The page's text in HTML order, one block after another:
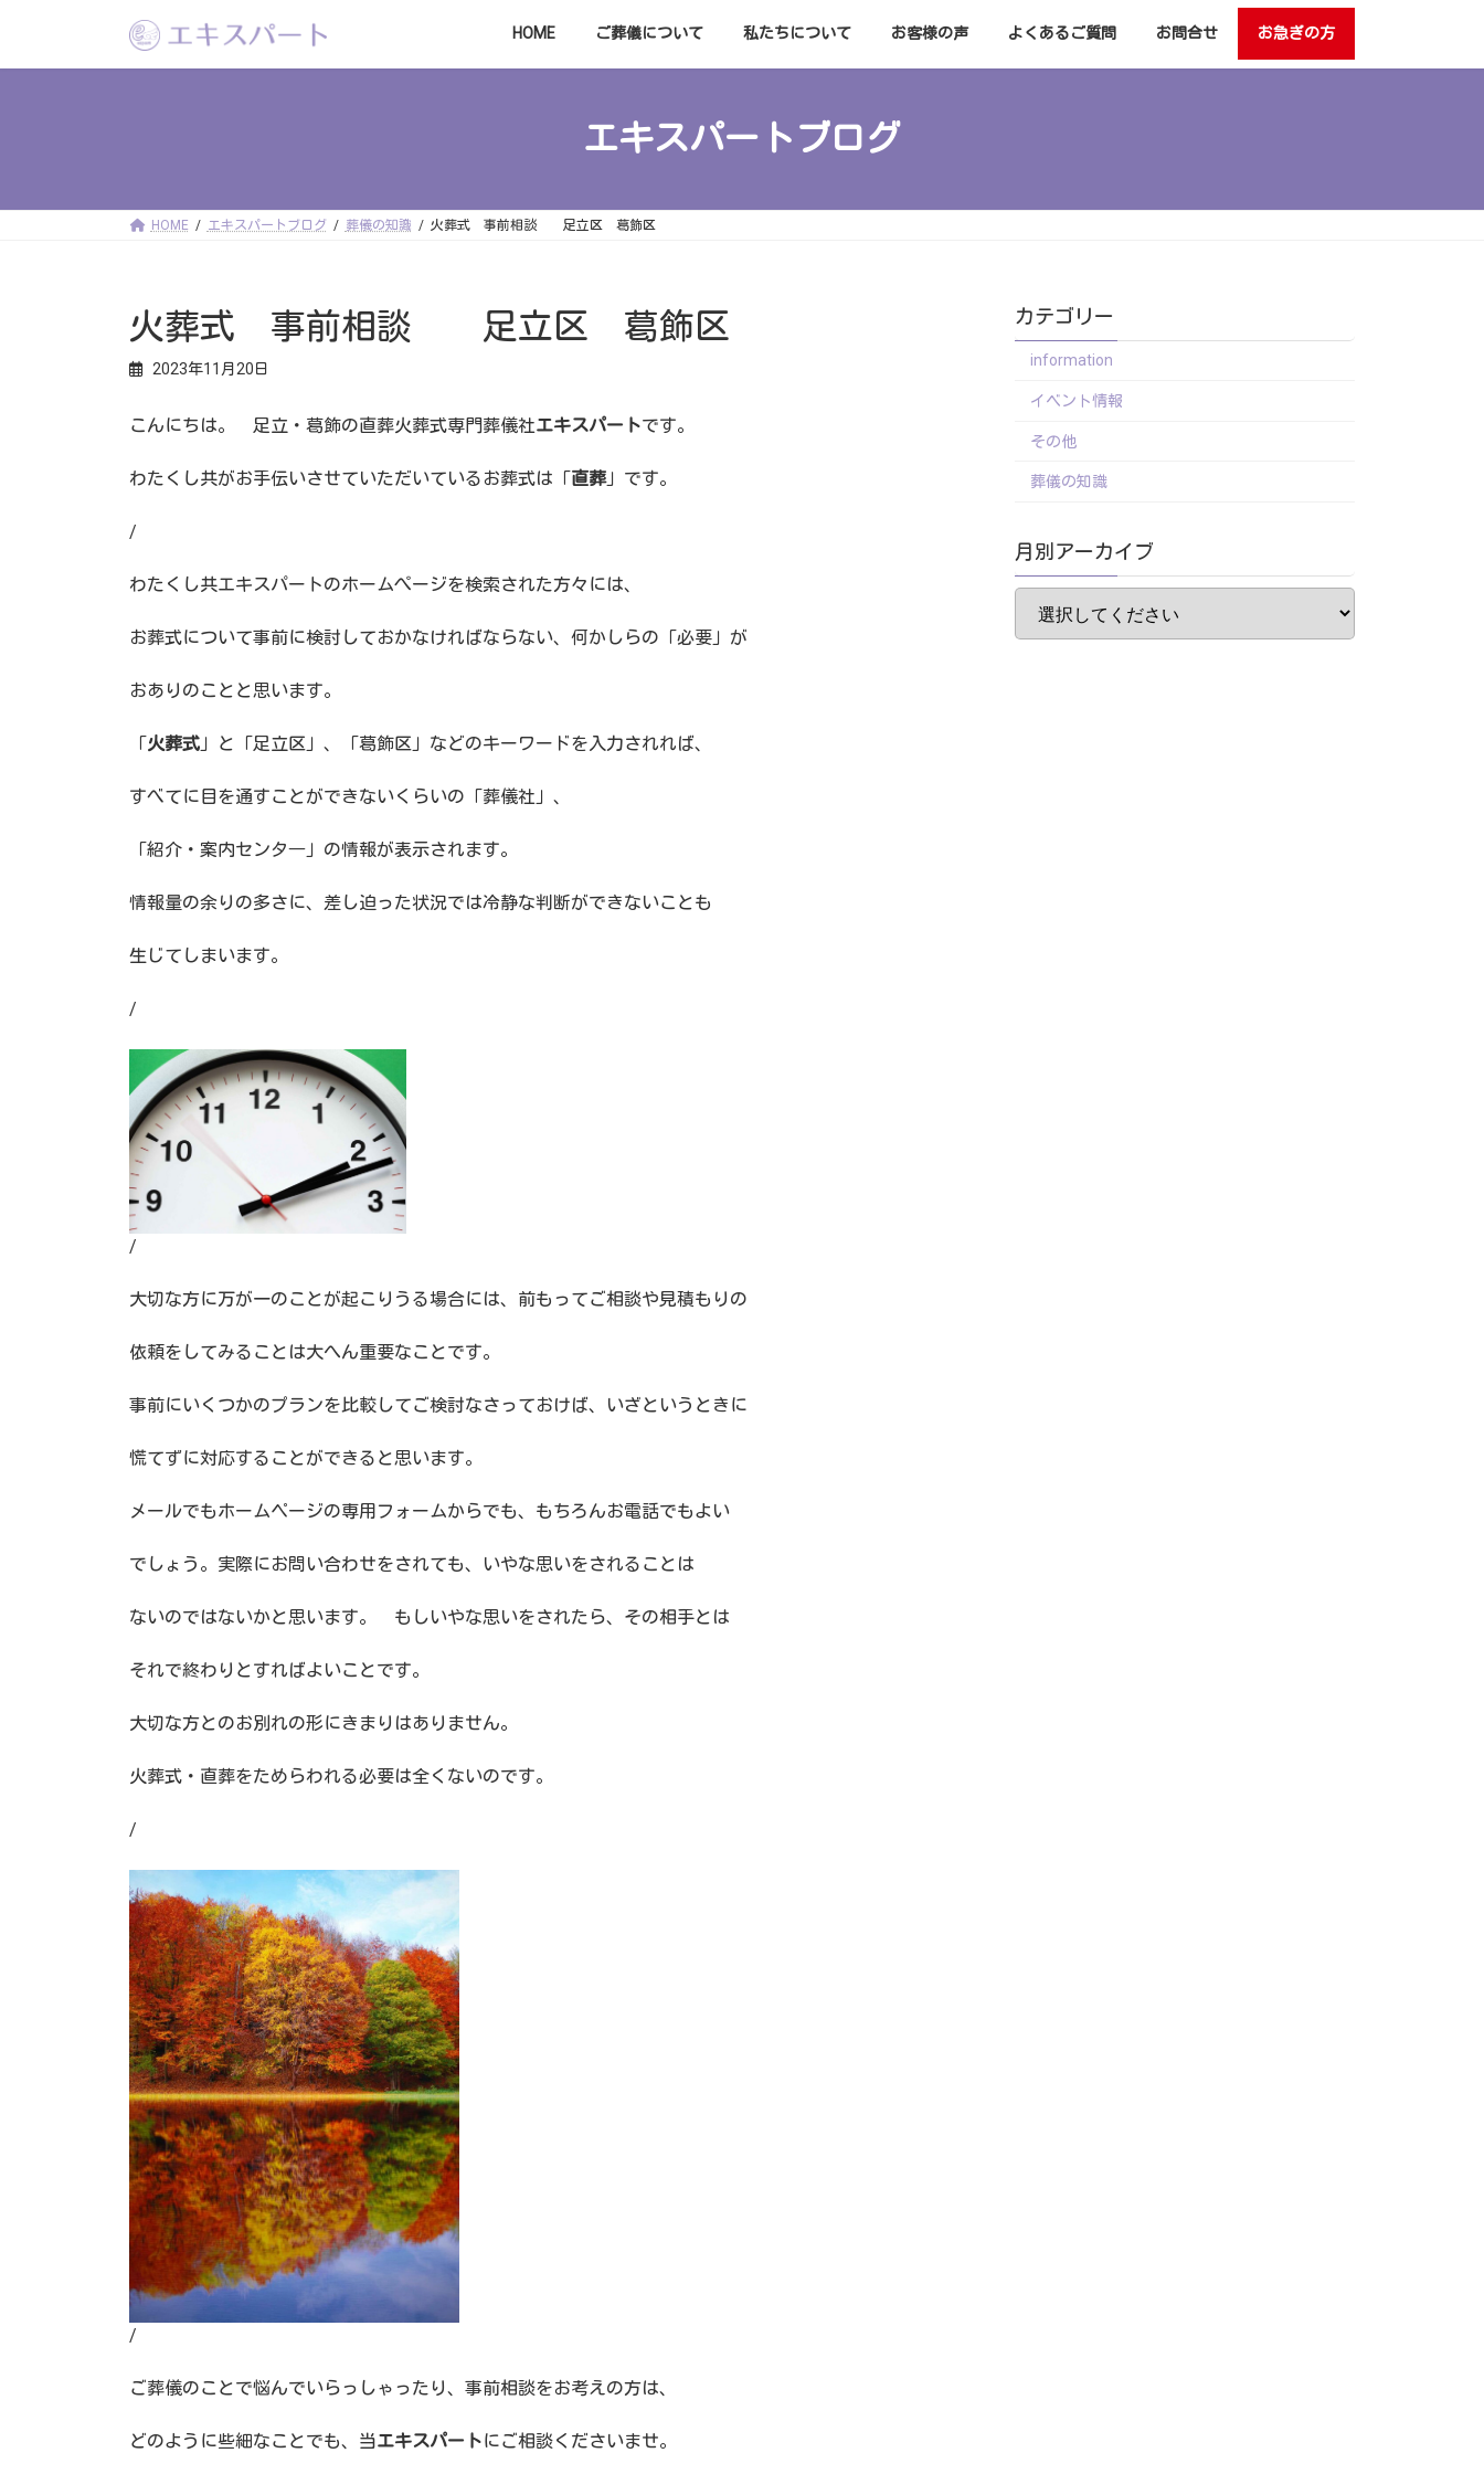
ン
ー
HOME ご葬儀について 私たちについて お客様の声 よくあるご質問 お問合せ お急ぎの方
エキスパートブログ
HOME エキスパートブログ 葬儀の知識 火葬式 事前相談 足立区 葛飾区
火葬式 事前相談 足立区 葛飾区
2023年11月20日
こんにちは。 足立・葛飾の直葬火葬式専門葬儀社エキスパートです。
わたくし共がお手伝いさせていただいているお葬式は「直葬」です。
/
わたくし共エキスパートのホームぺージを検索された方々には、
お葬式について事前に検討しておかなければならない、何かしらの「必要」が
おありのことと思います。
「火葬式 」と「足立区」、「葛飾区」などのキーワードを入力されれば、
すべてに目を通すことができないくらいの「葬儀社」、
「紹介・案内センタ―」の情報が表示されます。
情報量の余りの多さに、差し迫った状況では冷静な判断ができないことも
生じてしまいます。
/
/
大切な方に万が一のことが起こりうる場合には、前もってご相談や見積もりの
依頼をしてみることは大へん重要なことです。
事前にいくつかのプランを比較してご検討なさっておけば、いざというときに
慌てずに対応することができると思います。
メールでもホームページの専用フォームからでも、もちろんお電話でもよい
でしょう。実際にお問い合わせをされても、いやな思いをされることは
ないのではないかと思います。 もしいやな思いをされたら、その相手とは
それで終わりとすればよいことです。
大切な方とのお別れの形にきまりはありません。
火葬式・直葬をためらわれる必要は全くないのです。
/
/
ご葬儀のことで悩んでいらっしゃったり、事前相談をお考えの方は、
どのように些細なことでも、当エキスパートにご相談くださいませ。
カテゴリー
information
イベント情報
その他
葬儀の知識
月別アーカイブ